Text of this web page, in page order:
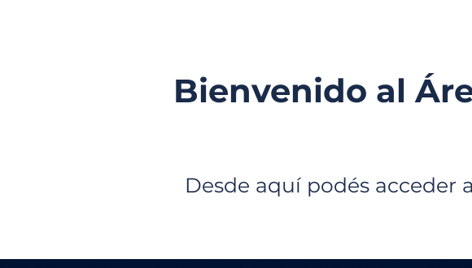
Bienvenido al
Desde aquí podés acceder